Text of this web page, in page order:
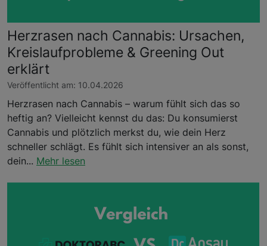
Herzrasen nach Cannabis: Ursachen,
Kreislaufprobleme & Greening Out
erklärt
Veröffentlicht am: 10.04.2026
Herzrasen nach Cannabis – warum fühlt sich das so
heftig an? Vielleicht kennst du das: Du konsumierst
Cannabis und plötzlich merkst du, wie dein Herz
schneller schlägt. Es fühlt sich intensiver an als sonst,
dein... Mehr lesen